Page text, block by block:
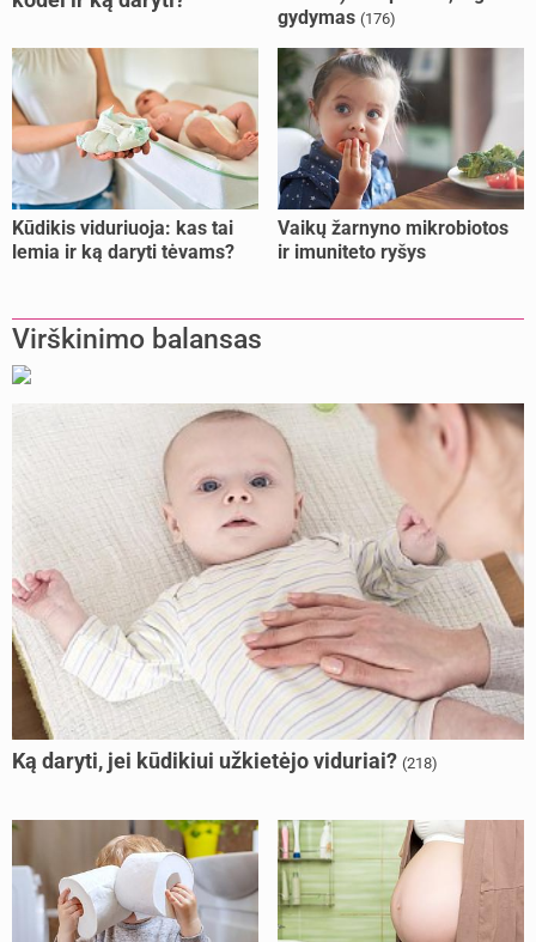
gydymas (176)
Kūdikis viduriuoja: kas tai
lemia ir ką daryti tėvams?
Vaikų žarnyno mikrobiotos
ir imuniteto ryšys
Virškinimo balansas
Ką daryti, jei kūdikiui užkietėjo viduriai? (218)